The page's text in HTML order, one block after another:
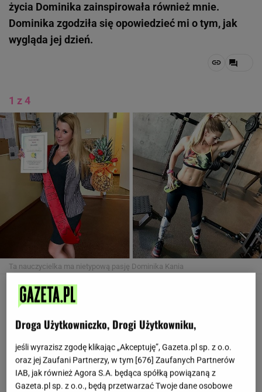
życia Dominika zainspirowała również mnie.
Dominika zgodziła się opowiedzieć mi o tym, jak
wygląda jej dzień.
1 z 4
Ta nauczycielka ma nietypową pasję Dominika Kania
Ta nauczycielka ma nietypową pasję. Nie tylko
w szkole liczą się dla niej wyniki
Dominika Kania znana na Instagramie jako
@trainer_domi to niesamowita inspiracja wielu
dziewczyn. Swoją sylwetką, jak i całym stylem życia
Dominika zainspirowała również mnie. Dominika
Droga Użytkowniczko, Drogi Użytkowniku,
jeśli wyrazisz zgodę klikając „Akceptuję”, Gazeta.pl sp. z o.o.
oraz jej Zaufani Partnerzy, w tym [676] Zaufanych Partnerów
IAB, jak również Agora S.A. będąca spółką powiązaną z
Gazeta.pl sp. z o.o., będą przetwarzać Twoje dane osobowe